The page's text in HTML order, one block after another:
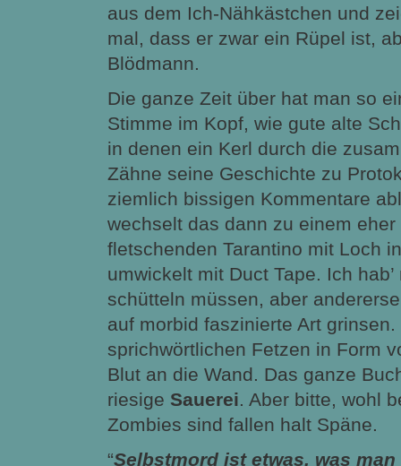
aus dem Ich-Nähkästchen und
mal, dass er zwar ein Rüpel ist,
Blödmann.
Die ganze Zeit über hat man so
Stimme im Kopf, wie gute alte
in denen ein Kerl durch die
Zähne seine Geschichte zu
ziemlich bissigen Kommentare
wechselt das dann zu einem
fletschenden Tarantino mit Loch
umwickelt mit Duct Tape. Ich
schütteln müssen, aber
auf morbid faszinierte Art
sprichwörtlichen Fetzen in Form
Blut an die Wand. Das ganze
riesige Sauerei. Aber bitte, wohl
Zombies sind fallen halt Späne.
“Selbstmord ist etwas, was